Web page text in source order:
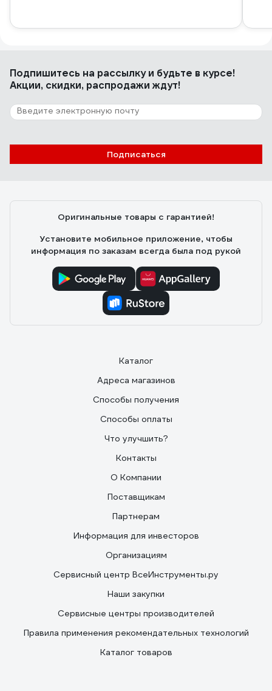
Подпишитесь на рассылкуи будьте в курсе!
Акции, скидки, распродажи ждут!
Подписаться
Оригинальные товары с гарантией!
Установите мобильное приложение, чтобы
информация по заказам всегда была под рукой
Каталог
Адреса магазинов
Способы получения
Способы оплаты
Что улучшить?
Контакты
О Компании
Поставщикам
Партнерам
Информация для инвесторов
Организациям
Сервисный центр ВсеИнструменты.ру
Наши закупки
Сервисные центры производителей
Правила применения рекомендательных технологий
Каталог товаров